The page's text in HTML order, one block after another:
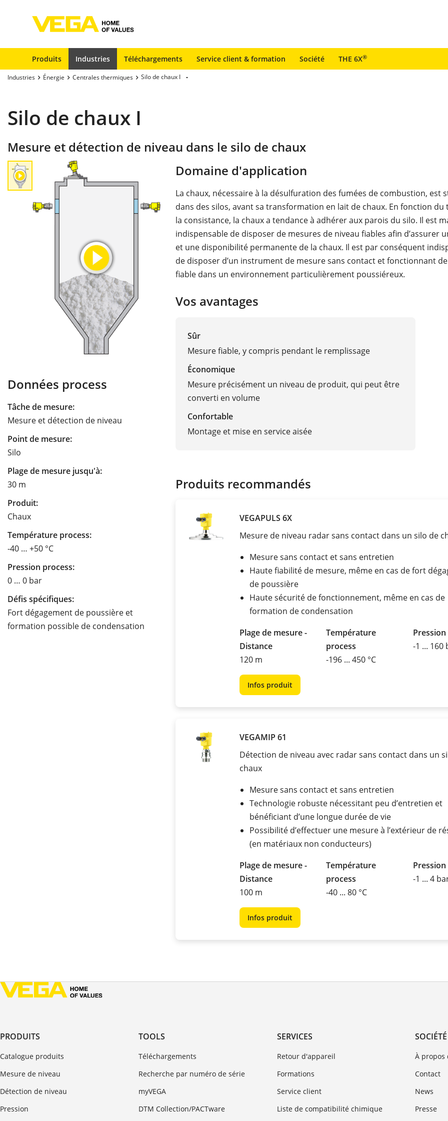
Produits Industries Téléchargements Service client & formation Société THE 6X®
Industries Énergie Centrales thermiques Silo de chaux I
Silo de chaux I
Mesure et détection de niveau dans le silo de chaux
Données process
Tâche de mesure:
Mesure et détection de niveau
Point de mesure:
Silo
Plage de mesure jusqu'à:
30 m
Produit:
Chaux
Température process:
-40 … +50 °C
Pression process:
0 … 0 bar
Défis spécifiques:
Fort dégagement de poussière et
formation possible de condensation
Domaine d'application
La chaux, nécessaire à la désulfuration des fumées de combustion, est
dans des silos, avant sa transformation en lait de chaux. En fonction du
la consistance, la chaux a tendance à adhérer aux parois du silo. Il est
indispensable de disposer de mesures de niveau fiables afin d’assurer
et une disponibilité permanente de la chaux. Il est par conséquent
de disposer d’un instrument de mesure sans contact et fonctionnant
fiable dans un environnement particulièrement poussiéreux.
Vos avantages
Sûr
Mesure fiable, y compris pendant le remplissage
Économique
Mesure précisément un niveau de produit, qui peut être
converti en volume
Confortable
Montage et mise en service aisée
Produits recommandés
VEGAPULS 6X
Mesure de niveau radar sans contact dans un silo de
Mesure sans contact et sans entretien
Haute fiabilité de mesure, même en cas de fort
de poussière
Haute sécurité de fonctionnement, même en cas de
formation de condensation
Plage de mesure -
Distance
120 m
Température
process
-196 ... 450 °C
-1 ... 160
Infos produit
VEGAMIP 61
Détection de niveau avec radar sans contact dans un
chaux
Mesure sans contact et sans entretien
Technologie robuste nécessitant peu d’entretien et
bénéficiant d’une longue durée de vie
Possibilité d’effectuer une mesure à l’extérieur de
(en matériaux non conducteurs)
Plage de mesure -
Distance
100 m
Température
process
-40 ... 80 °C
-1 ... 4
Infos produit
PRODUITS
Catalogue produits
Mesure de niveau
Détection de niveau
Pression
TOOLS
Téléchargements
Recherche par numéro de série
myVEGA
DTM Collection/PACTware
SERVICES
Retour d'appareil
Formations
Service client
Liste de compatibilité chimique
SOCIÉTÉ
À propos
Contact
News
Presse